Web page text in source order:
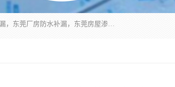
东莞市华展防水补漏装饰工程有限公司主要服务有：东莞防水补漏，东莞厂房防水补漏，东莞房屋渗漏水维修，楼面漏水维修，裂缝补漏，伸缩缝补漏，卫生间防水改造，厕所漏水补漏，外墙窗台补漏，电梯井堵漏，地下车库防水引水工程等